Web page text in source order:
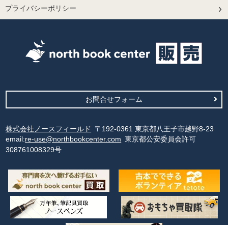
プライバシーポリシー
お問合せフォーム
株式会社ノースフィールド
〒192-0361 東京都八王子市越野8-23
email:re-use@northbookcenter.com 東京都公安委員会許可
308761008329号